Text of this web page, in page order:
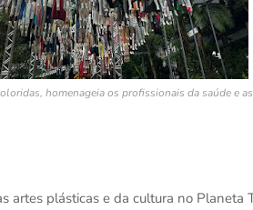
homenageia os profissionais da saúde e
artes plásticas e da cultura no Planeta